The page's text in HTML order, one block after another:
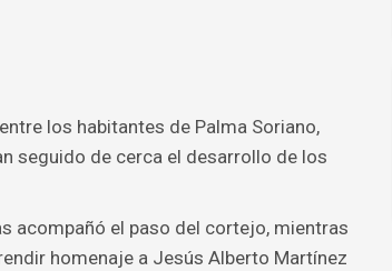
los habitantes de Palma Soriano,
seguido de cerca el desarrollo de los
acompañó el paso del cortejo, mientras
homenaje a Jesús Alberto Martínez